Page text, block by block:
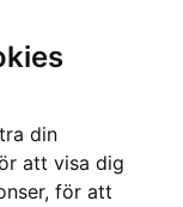
din
att visa dig
för att